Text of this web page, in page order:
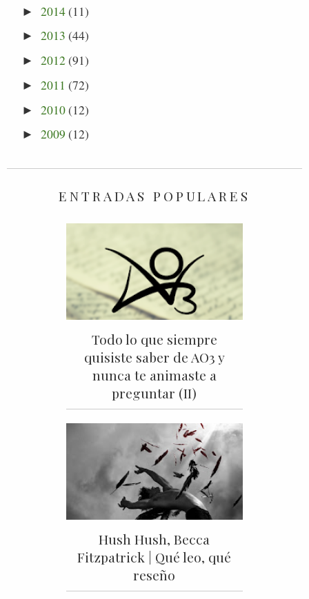
►2014(11)
►2013 (44)
►2012(91)
►2011 (72)
►2010(12)
►2009 (12)
ENTRADAS POPULARES
Todo lo que siempre
quisiste saber de AO3 y
nunca te animaste a
preguntar (II)
Hush Hush, Becca
Fitzpatrick | Qué leo, qué
reseño